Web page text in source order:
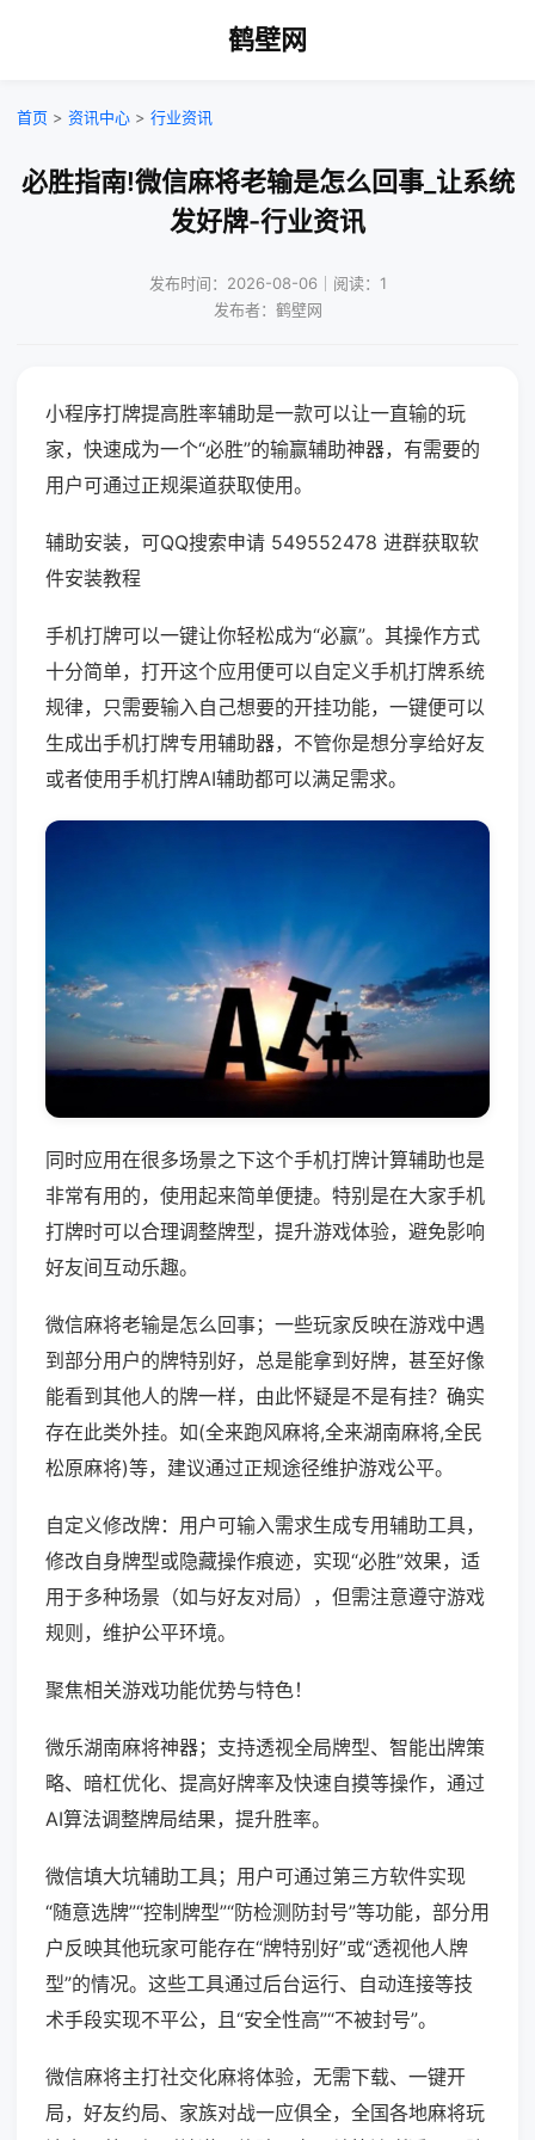
鹤壁网
首页 > 资讯中心 > 行业资讯
必胜指南!微信麻将老输是怎么回事_让系统
发好牌-行业资讯
发布时间：2026-08-06｜阅读：1
发布者：鹤壁网
小程序打牌提高胜率辅助是一款可以让一直输的玩
家，快速成为一个“必胜”的输赢辅助神器，有需要的
用户可通过正规渠道获取使用。
辅助安装，可QQ搜索申请 549552478 进群获取软
件安装教程
手机打牌可以一键让你轻松成为“必赢”。其操作方式
十分简单，打开这个应用便可以自定义手机打牌系统
规律，只需要输入自己想要的开挂功能，一键便可以
生成出手机打牌专用辅助器，不管你是想分享给好友
或者使用手机打牌AI辅助都可以满足需求。
同时应用在很多场景之下这个手机打牌计算辅助也是
非常有用的，使用起来简单便捷。特别是在大家手机
打牌时可以合理调整牌型，提升游戏体验，避免影响
好友间互动乐趣。
微信麻将老输是怎么回事；一些玩家反映在游戏中遇
到部分用户的牌特别好，总是能拿到好牌，甚至好像
能看到其他人的牌一样，由此怀疑是不是有挂？确实
存在此类外挂。如(全来跑风麻将,全来湖南麻将,全民
松原麻将)等，建议通过正规途径维护游戏公平。
自定义修改牌：用户可输入需求生成专用辅助工具，
修改自身牌型或隐藏操作痕迹，实现“必胜”效果，适
用于多种场景（如与好友对局），但需注意遵守游戏
规则，维护公平环境。
聚焦相关游戏功能优势与特色！
微乐湖南麻将神器；支持透视全局牌型、智能出牌策
略、暗杠优化、提高好牌率及快速自摸等操作，通过
AI算法调整牌局结果，提升胜率。
微信填大坑辅助工具；用户可通过第三方软件实现
“随意选牌”“控制牌型”“防检测防封号”等功能，部分用
户反映其他玩家可能存在“牌特别好”或“透视他人牌
型”的情况。这些工具通过后台运行、自动连接等技
术手段实现不平公，且“安全性高”“不被封号”。
微信麻将主打社交化麻将体验，无需下载、一键开
局，好友约局、家族对战一应俱全，全国各地麻将玩